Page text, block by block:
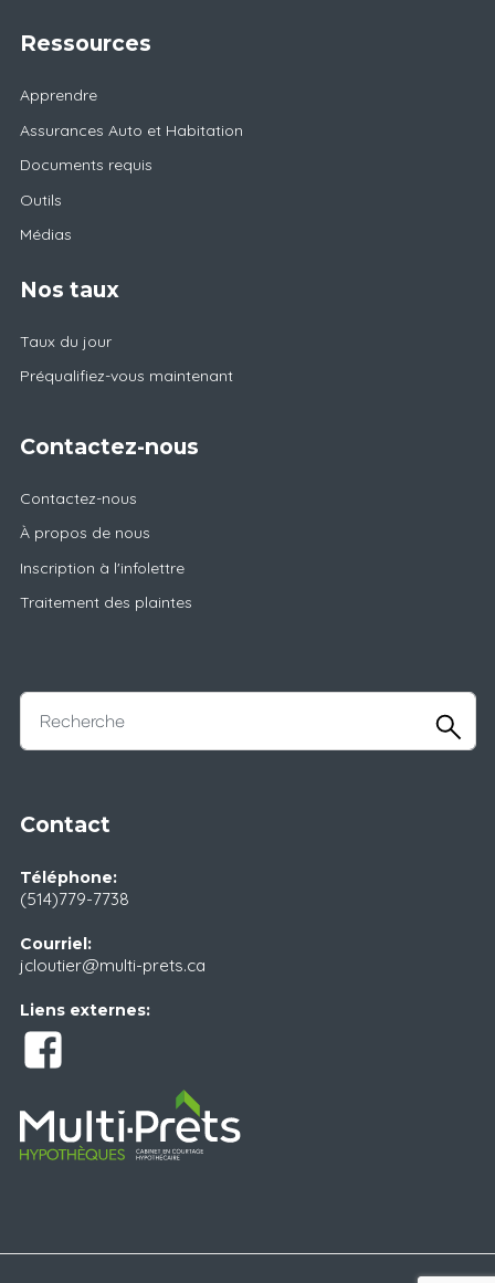
Ressources
Apprendre
Assurances Auto et Habitation
Documents requis
Outils
Médias
Nos taux
Taux du jour
Préqualifiez-vous maintenant
Contactez-nous
Contactez-nous
À propos de nous
Inscription à l'infolettre
Traitement des plaintes
Contact
Téléphone:
(514)779-7738
Courriel:
jcloutier@multi-prets.ca
Liens externes: